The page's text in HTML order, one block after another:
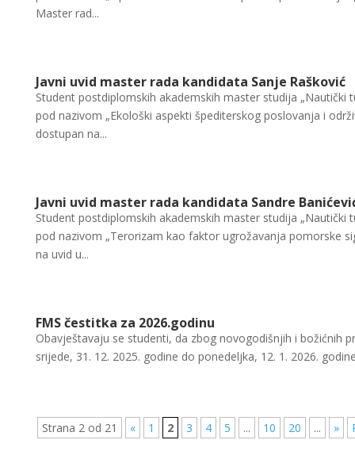
Master rad...
Javni uvid master rada kandidata Sanje Rašković
Student postdiplomskih akademskih master studija „Nautički
pod nazivom „Ekološki aspekti špediterskog poslovanja i
dostupan na...
Javni uvid master rada kandidata Sandre
Student postdiplomskih akademskih master studija „Nautički
pod nazivom „Terorizam kao faktor ugrožavanja pomorske
na uvid u...
FMS čestitka za 2026.godinu
Obavještavaju se studenti, da zbog novogodišnjih i božićnih
srijede, 31. 12. 2025. godine do ponedeljka, 12. 1. 2026.
Strana 2 od 21 « 1 2 3 4 5 ... 10 20 ... »